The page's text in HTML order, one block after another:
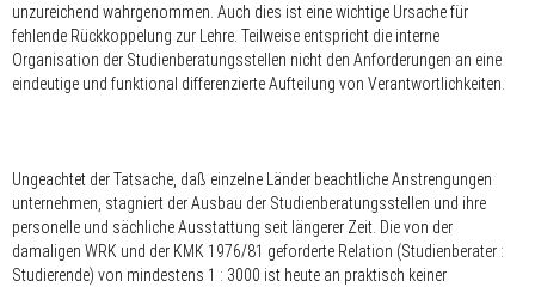
unzureichend wahrgenommen. Auch dies ist eine wichtige Ursache für
fehlende Rückkoppelung zur Lehre. Teilweise entspricht die interne
Organisation der Studienberatungsstellen nicht den Anforderungen an eine
eindeutige und funktional differenzierte Aufteilung von Verantwortlichkeiten.
Ungeachtet der Tatsache, daß einzelne Länder beachtliche Anstrengungen
unternehmen, stagniert der Ausbau der Studienberatungsstellen und ihre
personelle und sächliche Ausstattung seit längerer Zeit. Die von der
damaligen WRK und der KMK 1976/81 geforderte Relation (Studienberater :
Studierende) von mindestens 1 : 3000 ist heute an praktisch keiner